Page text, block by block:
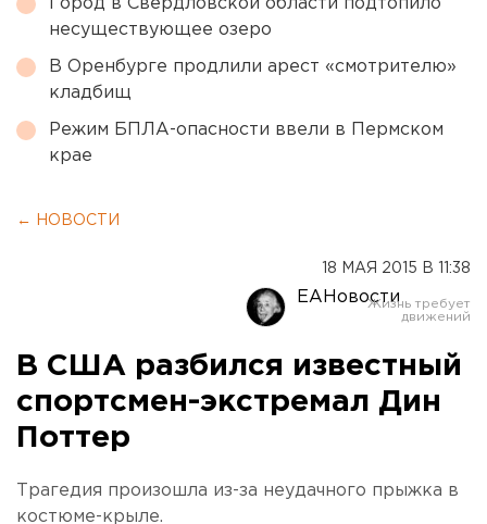
Город в Свердловской области подтопило
несуществующее озеро
В Оренбурге продлили арест «смотрителю»
кладбищ
Режим БПЛА-опасности ввели в Пермском
крае
← НОВОСТИ
18 МАЯ 2015 В 11:38
ЕАНовости
В США разбился известный
спортсмен-экстремал Дин
Поттер
Трагедия произошла из-за неудачного прыжка в
костюме-крыле.